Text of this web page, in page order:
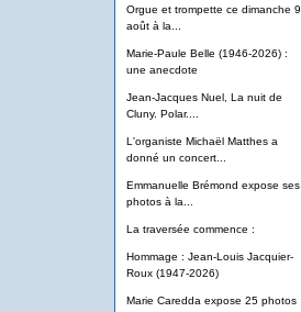
Orgue et trompette ce dimanche 9
août à la...
Marie-Paule Belle (1946-2026) :
une anecdote
Jean-Jacques Nuel, La nuit de
Cluny. Polar....
L'organiste Michaël Matthes a
donné un concert...
Emmanuelle Brémond expose ses
photos à la...
La traversée commence :
Hommage : Jean-Louis Jacquier-
Roux (1947-2026)
Marie Caredda expose 25 photos